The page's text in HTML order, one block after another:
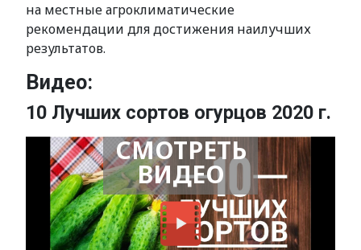
на местные агроклиматические
рекомендации для достижения наилучших
результатов.
Видео:
10 Лучших сортов огурцов 2020 г.
СМОТРЕТЬ
ВИДЕО